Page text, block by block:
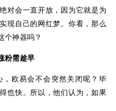
对会一直开放，因为它就是为
现自己的网红梦。你看，那么
个神器吗？
粉需趁早
欧易会不会突然关闭呢？毕
也快。所以，他们认为，如果